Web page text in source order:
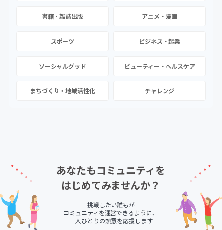
書籍・雑誌出版 アニメ・漫画
スポーツ ビジネス・起業
ソーシャルグッド ビューティー・ヘルスケア
まちづくり・地域活性化 チャレンジ
あなたもコミュニティを
はじめてみませんか？
挑戦したい誰もが
コミュニティを運営できるように、
一人ひとりの熱意を応援します